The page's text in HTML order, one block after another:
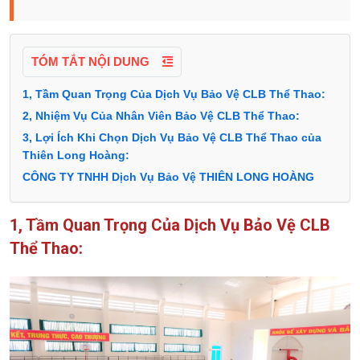
TÓM TẮT NỘI DUNG
1, Tầm Quan Trọng Của Dịch Vụ Bảo Vệ CLB Thể Thao:
2, Nhiệm Vụ Của Nhân Viên Bảo Vệ CLB Thể Thao:
3, Lợi Ích Khi Chọn Dịch Vụ Bảo Vệ CLB Thể Thao của
Thiên Long Hoàng:
CÔNG TY TNHH Dịch Vụ Bảo Vệ THIÊN LONG HOÀNG
1, Tầm Quan Trọng Của Dịch Vụ Bảo Vệ CLB
Thể Thao: